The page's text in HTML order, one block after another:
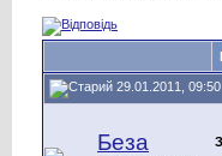
29.01.2011, 09:50
Беза